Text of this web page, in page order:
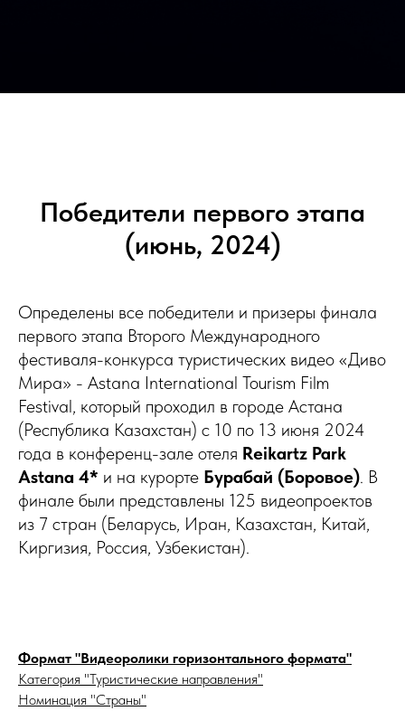
Победители первого этапа
(июнь, 2024)
Определены все победители и призеры финала
первого этапа Второго Международного
фестиваля-конкурса туристических видео «Диво
Мира» - Astana International Tourism Film
Festival, который проходил в городе Астана
(Республика Казахстан) с 10 по 13 июня 2024
года в конференц-зале отеля Reikartz Park
Astana 4* и на курорте Бурабай (Боровое). В
финале были представлены 125 видеопроектов
из 7 стран (Беларусь, Иран, Казахстан, Китай,
Киргизия, Россия, Узбекистан).
Формат "Видеоролики горизонтального формата"
Категория "Туристические направления"
Номинация "Страны"